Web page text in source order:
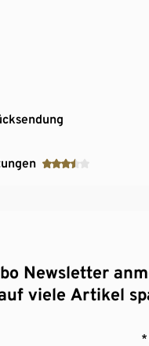
Newsletter
viele Artikel
*